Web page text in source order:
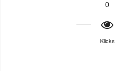
0
Klicks